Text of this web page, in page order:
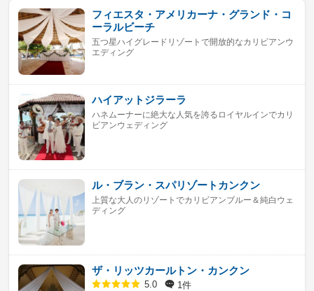
フィエスタ・アメリカーナ・グランド・コ
ーラルビーチ
五つ星ハイグレードリゾートで開放的なカリビアンウ
エディング
ハイアットジラーラ
ハネムーナーに絶大な人気を誇るロイヤルインでカリ
ビアンウェディング
ル・ブラン・スパリゾートカンクン
上質な大人のリゾートでカリビアンブルー＆純白ウェ
ディング
ザ・リッツカールトン・カンクン
5.0 1件